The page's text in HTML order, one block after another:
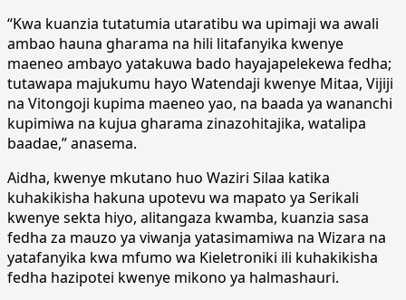
“Kwa kuanzia tutatumia utaratibu wa upimaji wa awali
ambao hauna gharama na hili litafanyika kwenye
maeneo ambayo yatakuwa bado hayajapelekewa fedha;
tutawapa majukumu hayo Watendaji kwenye Mitaa, Vijiji
na Vitongoji kupima maeneo yao, na baada ya wananchi
kupimiwa na kujua gharama zinazohitajika, watalipa
baadae,” anasema.
Aidha, kwenye mkutano huo Waziri Silaa katika
kuhakikisha hakuna upotevu wa mapato ya Serikali
kwenye sekta hiyo, alitangaza kwamba, kuanzia sasa
fedha za mauzo ya viwanja yatasimamiwa na Wizara na
yatafanyika kwa mfumo wa Kieletroniki ili kuhakikisha
fedha hazipotei kwenye mikono ya halmashauri.